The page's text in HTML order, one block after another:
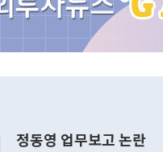
정동영 업무보고 논란